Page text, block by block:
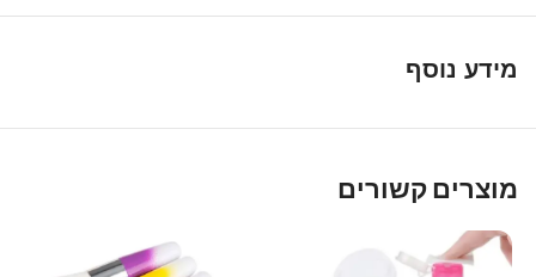
מידע נוסף
מוצרים קשורים